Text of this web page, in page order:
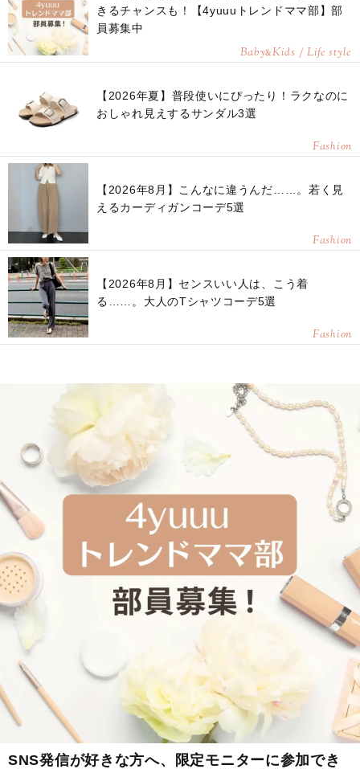
きるチャンスも！【4yuuuトレンドママ部】部
員募集中
Baby&Kids / Life style
【2026年夏】普段使いにぴったり！ラクなのに
おしゃれ見えするサンダル3選
Fashion
【2026年8月】こんなに違うんだ……。若く見
えるカーディガンコーデ5選
Fashion
【2026年8月】センスいい人は、こう着
る……。大人のTシャツコーデ5選
Fashion
SNS発信が好きな方へ、限定モニターに参加でき